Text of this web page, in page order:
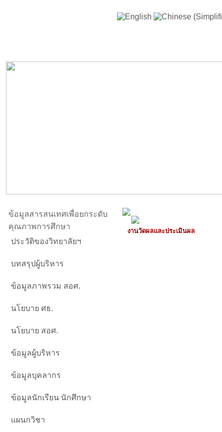
ข้อมูลสารสนเทศเพื่อยกระดับ
คุณภาพการศึกษา
ประวัติของวิทยาลัยฯ
บทสรุปผู้บริหาร
ข้อมูลภาพรวม สอศ.
นโยบาย ศธ.
นโยบาย สอศ.
ข้อมูลผู้บริหาร
ข้อมูลบุคลากร
ข้อมูลนักเรียน นักศึกษา
แผนกวิชา
งานวัดผลและประเมินผล